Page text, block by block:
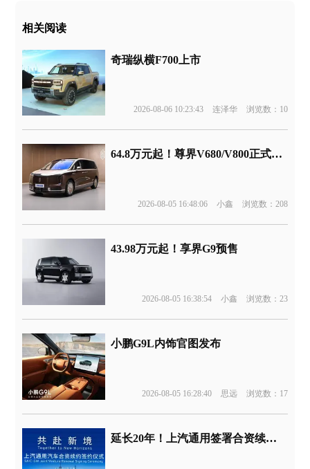
相关阅读
奇瑞纵横F700上市
2026-08-06 10:23:43 连泽华 浏览数：10
64.8万元起！尊界V680/V800正式上市
2026-08-05 16:48:06 小鑫 浏览数：208
43.98万元起！享界G9预售
2026-08-05 16:38:54 小鑫 浏览数：23
小鹏G9L内饰官图发布
2026-08-05 16:28:40 思远 浏览数：17
延长20年！上汽通用签署合资续约协议